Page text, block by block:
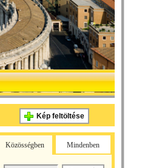
Kép feltöltése
Közösségben Mindenben